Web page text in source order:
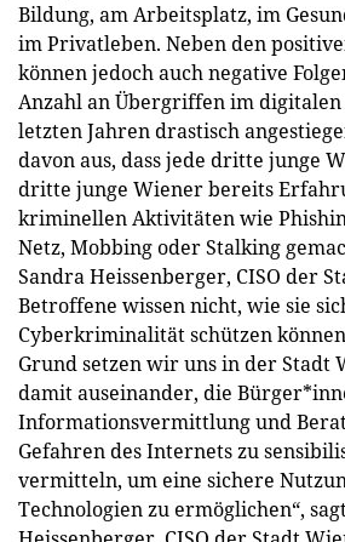
Bildung, am Arbeitsplatz, im
im Privatleben. Neben den
können jedoch auch negative
Anzahl an Übergriffen im
letzten Jahren drastisch
davon aus, dass jede dritte junge
dritte junge Wiener bereits
kriminellen Aktivitäten wie
Netz, Mobbing oder Stalking
Sandra Heissenberger, CISO der
Betroffene wissen nicht, wie sie
Cyberkriminalität schützen
Grund setzen wir uns in der Stadt
damit auseinander, die
Informationsvermittlung und
Gefahren des Internets zu
vermitteln, um eine sichere
Technologien zu ermöglichen“,